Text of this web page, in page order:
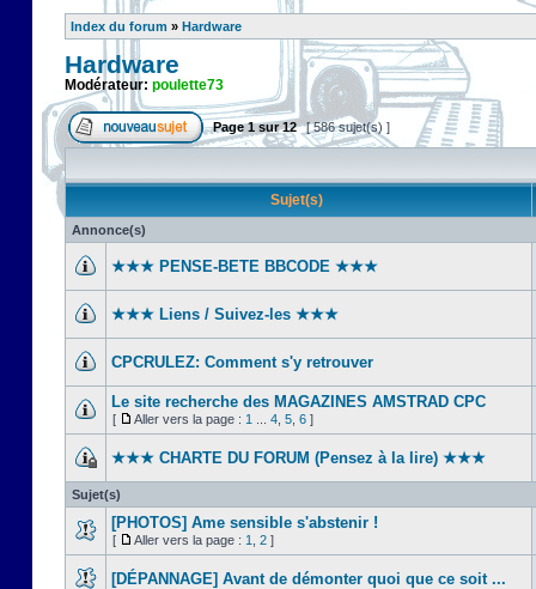
Index du forum » Hardware
Hardware
Modérateur: poulette73
Page1sur12 [ 586 sujet(s) ]
Sujet(s)
Annonce(s)
★★★ PENSE-BETE BBCODE ★★★
★★★ Liens / Suivez-les ★★★
CPCRULEZ: Comment s'y retrouver‎
Le site recherche des MAGAZINES AMSTRAD CPC
[ Aller vers la page : 1 4 5 6 ]
★★★ CHARTE DU FORUM (Pensez à la lire) ★★★
Sujet(s)
[PHOTOS] Ame sensible s'abstenir !
[ Aller vers la page : 1 2 ]
[DÉPANNAGE] Avant de démonter quoi que ce soit ...